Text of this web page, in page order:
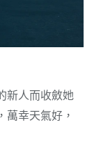
新人而收斂她
幸天氣好，